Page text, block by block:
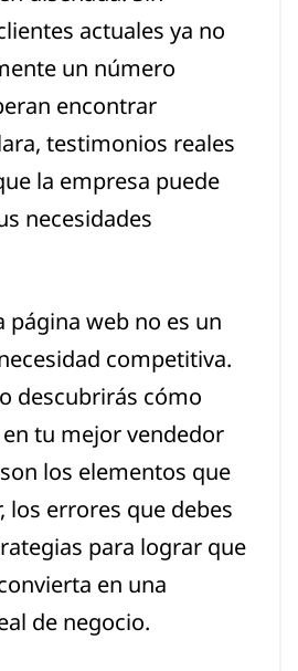
actuales ya no
un número
encontrar
testimonios reales
la empresa puede
necesidades
web no es un
competitiva.
descubrirás cómo
tu mejor vendedor
los elementos que
los errores que debes
para lograr que
en una
de negocio.